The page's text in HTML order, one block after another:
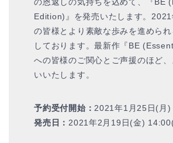
の恩返しの気持ちを込めて、『BE
Edition)』を発売いたします。
の皆様とより素敵な歩みを進めら
しております。最新作『BE
への皆様のご関心とご声援のほど
いいたします。
予約受付開始：2021年1月25日(月
発売日：2021年2月19日(金)